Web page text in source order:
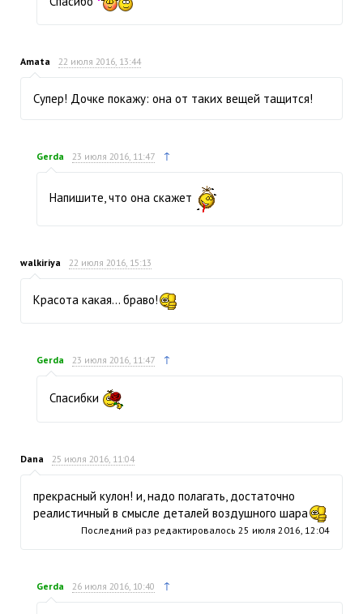
Amata 22 июля 2016, 13:44
Супер! Дочке покажу: она от таких вещей тащится!
Gerda 23 июля 2016, 11:47 ↑
Напишите, что она скажет
walkiriya 22 июля 2016, 15:13
Красота какая… браво!
Gerda 23 июля 2016, 11:47 ↑
Спасибки
Dana 25 июля 2016, 11:04
прекрасный кулон! и, надо полагать, достаточно
реалистичный в смысле деталей воздушного шара
Последний раз редактировалось 25 июля 2016, 12:04
Gerda 26 июля 2016, 10:40 ↑